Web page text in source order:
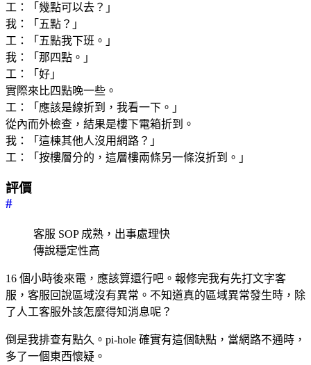
工：「幾點可以去？」
我：「五點？」
工：「五點我下班。」
我：「那四點。」
工：「好」
實際來比四點晚一些。
工：「應該是線折到，我看一下。」
從內而外檢查，結果是樓下電箱折到。
我：「這棟其他人沒用網路？」
工：「按樓層分的，這層樓兩條另一條沒折到。」
評價
#
客服 SOP 成熟，出事處理快
傳說穩定性高
16 個小時後來電，應該算還行吧。報修完我有先打文字客
服，客服回說區域沒有異常。不知道真的區域異常發生時，除
了人工客服外該怎麼得知消息呢？
倒是我排查有點久。pi-hole 確實有這個缺點，當網路不通時，
多了一個東西懷疑。